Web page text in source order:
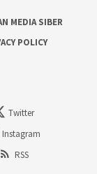
MEDIA SIBER
POLICY
Twitter
Instagram
RSS